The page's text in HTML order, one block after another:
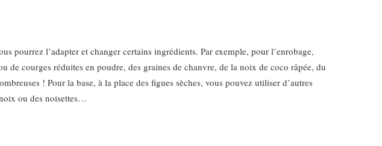
pourrez l’adapter et changer certains ingrédients. Par exemple, pour l’enrobage,
de courges réduites en poudre, des graines de chanvre, de la noix de coco râpée, du
! Pour la base, à la place des figues sèches, vous pouvez utiliser d’autres
ou des noisettes…